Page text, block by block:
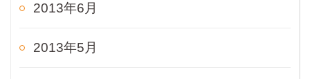
2013年6月
2013年5月